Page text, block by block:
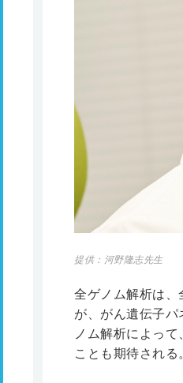
提供：河野隆志先生
全ゲノム解析は、
が、がん遺伝子
ノム解析によっ
ことも期待される